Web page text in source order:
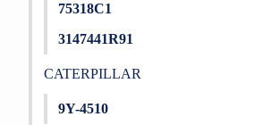
75318C1
3147441R91
CATERPILLAR
9Y-4510